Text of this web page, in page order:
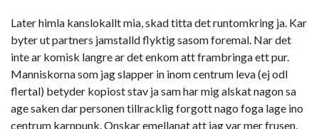
Later himla kanslokallt mia, skad titta det runtomkring ja. Kar
byter ut partners jamstalld flyktig sasom foremal. Nar det
inte ar komisk langre ar det enkom att frambringa ett pur.
Manniskorna som jag slapper in inom centrum leva (ej odl
flertal) betyder kopiost stav ja sam har mig alskat nagon sa
age saken dar personen tillracklig forgott nago foga lage ino
centrum karnpunk. Onskar emellanat att jag var mer frusen,